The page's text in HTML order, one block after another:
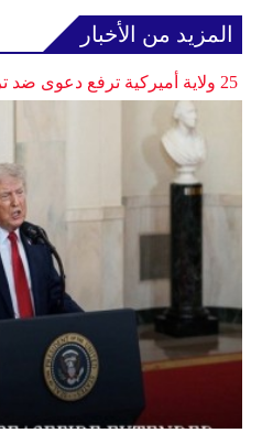
المزيد من الأخبار
25 ولاية أميركية ترفع دعوى ضد ترامب بسبب الرسوم الجمركية